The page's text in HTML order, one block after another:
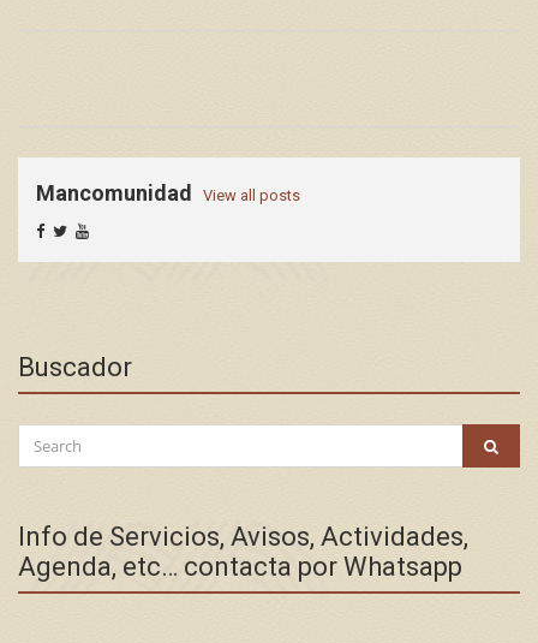
Mancomunidad View all posts
Buscador
Search
for:
Info de Servicios, Avisos, Actividades,
Agenda, etc… contacta por Whatsapp